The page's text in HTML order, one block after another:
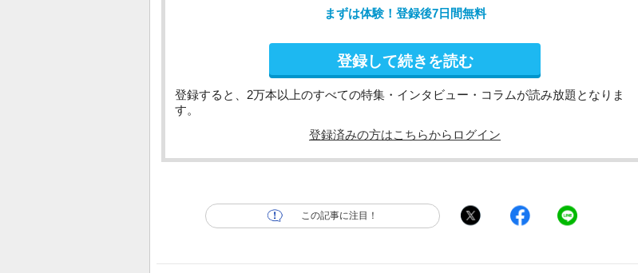
まずは体験！登録後7日間無料
登録して続きを読む
登録すると、2万本以上のすべての特集・インタビュー・コラムが読み放題となりま
す。
登録済みの方はこちらからログイン
この記事に注目！